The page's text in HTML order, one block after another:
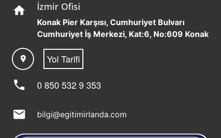
home İzmir Ofisi
Konak Pier Karşısı, Cumhuriyet Bulvarı
Cumhuriyet İş Merkezi, Kat:6, No:609 Konak
location_on Yol Tarifi
phone 0 850 532 9 353
mail bilgi@egitimirlanda.com